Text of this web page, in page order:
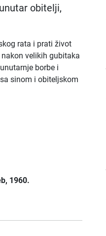
obitelji,
rata i prati život
velikih gubitaka
borbe i
sinom i obiteljskom
, 1960.